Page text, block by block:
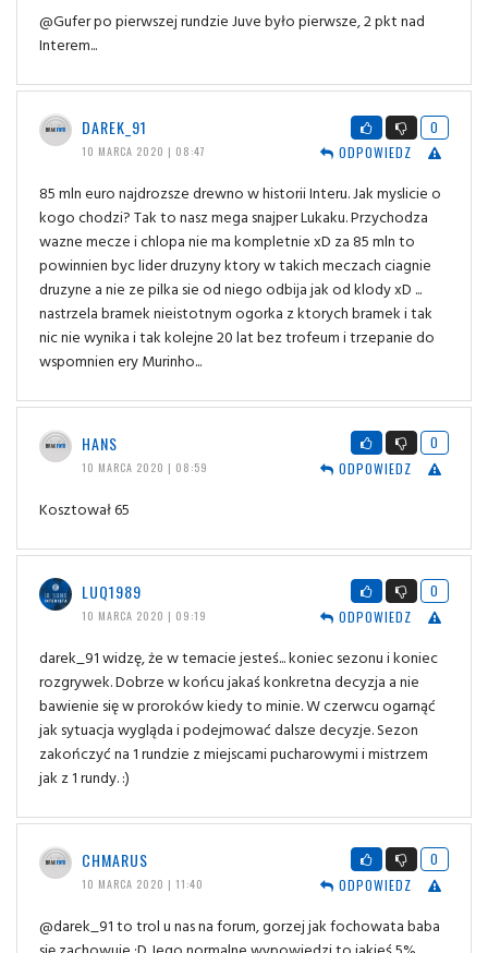
@Gufer po pierwszej rundzie Juve było pierwsze, 2 pkt nad
Interem...
DAREK_91
10 MARCA 2020 | 08:47
0
ODPOWIEDZ
85 mln euro najdrozsze drewno w historii Interu. Jak myslicie o
kogo chodzi? Tak to nasz mega snajper Lukaku. Przychodza
wazne mecze i chlopa nie ma kompletnie xD za 85 mln to
powinnien byc lider druzyny ktory w takich meczach ciagnie
druzyne a nie ze pilka sie od niego odbija jak od klody xD ...
nastrzela bramek nieistotnym ogorka z ktorych bramek i tak
nic nie wynika i tak kolejne 20 lat bez trofeum i trzepanie do
wspomnien ery Murinho...
HANS
10 MARCA 2020 | 08:59
0
ODPOWIEDZ
Kosztował 65
LUQ1989
10 MARCA 2020 | 09:19
0
ODPOWIEDZ
darek_91 widzę, że w temacie jesteś... koniec sezonu i koniec
rozgrywek. Dobrze w końcu jakaś konkretna decyzja a nie
bawienie się w proroków kiedy to minie. W czerwcu ogarnąć
jak sytuacja wygląda i podejmować dalsze decyzje. Sezon
zakończyć na 1 rundzie z miejscami pucharowymi i mistrzem
jak z 1 rundy. :)
CHMARUS
10 MARCA 2020 | 11:40
0
ODPOWIEDZ
@darek_91 to trol u nas na forum, gorzej jak fochowata baba